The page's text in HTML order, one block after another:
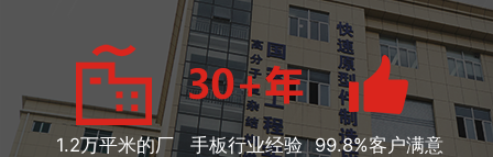
1.2万平米的厂
手板行业经验 99.8%客户满意